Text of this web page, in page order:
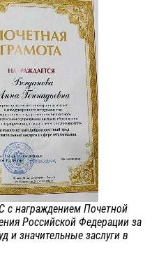
награждением Почетной
Российской Федерации за
и значительные заслуги в